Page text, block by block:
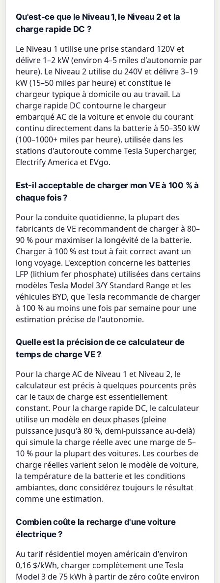
Qu'est-ce que le Niveau 1, le Niveau 2 et la
charge rapide DC ?
Le Niveau 1 utilise une prise standard 120V et
délivre 1–2 kW (environ 4–5 miles d'autonomie par
heure). Le Niveau 2 utilise du 240V et délivre 3–19
kW (15–50 miles par heure) et constitue le
chargeur typique à domicile ou au travail. La
charge rapide DC contourne le chargeur
embarqué AC de la voiture et envoie du courant
continu directement dans la batterie à 50–350 kW
(100–1000+ miles par heure), utilisée dans les
stations d'autoroute comme Tesla Supercharger,
Electrify America et EVgo.
Est-il acceptable de charger mon VE à 100 % à
chaque fois ?
Pour la conduite quotidienne, la plupart des
fabricants de VE recommandent de charger à 80–
90 % pour maximiser la longévité de la batterie.
Charger à 100 % est tout à fait correct avant un
long voyage. L'exception concerne les batteries
LFP (lithium fer phosphate) utilisées dans certains
modèles Tesla Model 3/Y Standard Range et les
véhicules BYD, que Tesla recommande de charger
à 100 % au moins une fois par semaine pour une
estimation précise de l'autonomie.
Quelle est la précision de ce calculateur de
temps de charge VE ?
Pour la charge AC de Niveau 1 et Niveau 2, le
calculateur est précis à quelques pourcents près
car le taux de charge est essentiellement
constant. Pour la charge rapide DC, le calculateur
utilise un modèle en deux phases (pleine
puissance jusqu'à 80 %, demi-puissance au-delà)
qui simule la charge réelle avec une marge de 5–
10 % pour la plupart des voitures. Les courbes de
charge réelles varient selon le modèle de voiture,
la température de la batterie et les conditions
ambiantes, donc considérez toujours le résultat
comme une estimation.
Combien coûte la recharge d'une voiture
électrique ?
Au tarif résidentiel moyen américain d'environ
0,16 $/kWh, charger complètement une Tesla
Model 3 de 75 kWh à partir de zéro coûte environ